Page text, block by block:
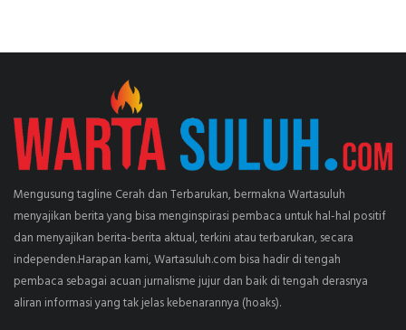
Mengusung tagline Cerah dan Terbarukan, bermakna Wartasuluh
menyajikan berita yang bisa menginspirasi pembaca untuk hal-hal positif
dan menyajikan berita-berita aktual, terkini atau terbarukan, secara
independen.Harapan kami, Wartasuluh.com bisa hadir di tengah
pembaca sebagai acuan jurnalisme jujur dan baik di tengah derasnya
aliran informasi yang tak jelas kebenarannya (hoaks).